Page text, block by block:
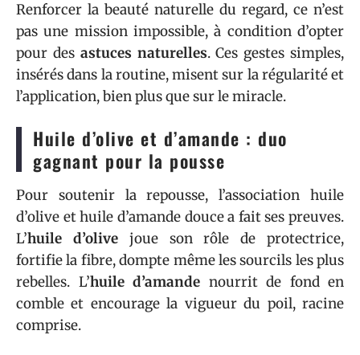
Renforcer la beauté naturelle du regard, ce n’est
pas une mission impossible, à condition d’opter
pour des astuces naturelles. Ces gestes simples,
insérés dans la routine, misent sur la régularité et
l’application, bien plus que sur le miracle.
Huile d’olive et d’amande : duo
gagnant pour la pousse
Pour soutenir la repousse, l’association huile
d’olive et huile d’amande douce a fait ses preuves.
L’huile d’olivejoue son rôle de protectrice,
fortifie la fibre, dompte même les sourcils les plus
rebelles. L’huile d’amande nourrit de fond en
comble et encourage la vigueur du poil, racine
comprise.